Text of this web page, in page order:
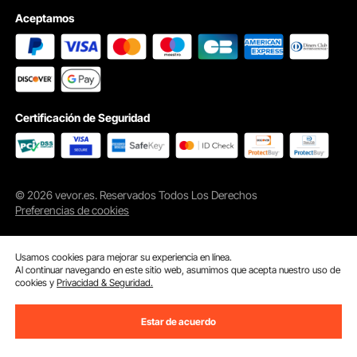
Actualizar su silla es muy fácil con nuestra base para silla. Viene con todo lo que
necesita para una instalación sencilla, además de instrucciones claras para que
pueda instalarla en poco tiempo. ¡Dígale adiós al complicado montaje y dé la
Aceptamos
Certificación de Seguridad
© 2026 vevor.es. Reservados Todos Los Derechos
Preferencias de cookies
Usamos cookies para mejorar su experiencia en línea.
Al continuar navegando en este sitio web, asumimos que acepta nuestro uso de
cookies yPrivacidad & Seguridad.
Estar de acuerdo